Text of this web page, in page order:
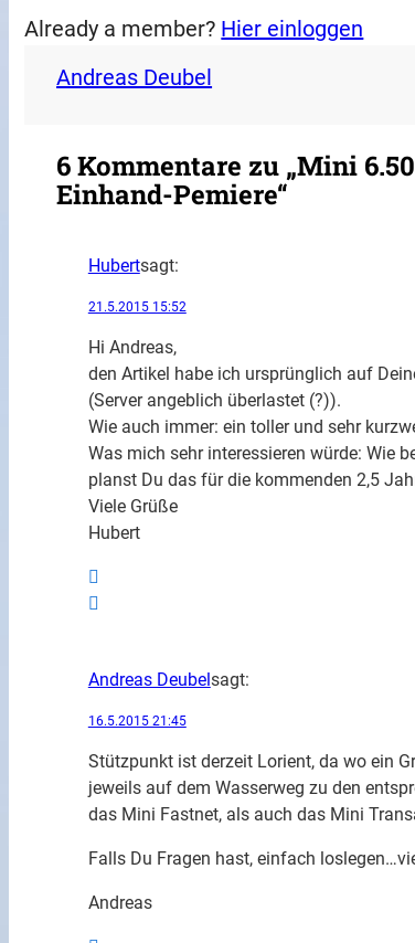
Already a member? Hier einloggen
Andreas Deubel
6 Kommentare zu „Mini
Einhand-Pemiere“
Hubertsagt:
21.5.2015 15:52
Hi Andreas,
den Artikel habe ich ursprünglich auf
(Server angeblich überlastet (?)).
Wie auch immer: ein toller und sehr
Was mich sehr interessieren würde: Wie
planst Du das für die kommenden 2,5
Viele Grüße
Hubert
Andreas Deubelsagt:
16.5.2015 21:45
Stützpunkt ist derzeit Lorient, da wo ein
jeweils auf dem Wasserweg zu den
das Mini Fastnet, als auch das Mini
Falls Du Fragen hast, einfach
Andreas